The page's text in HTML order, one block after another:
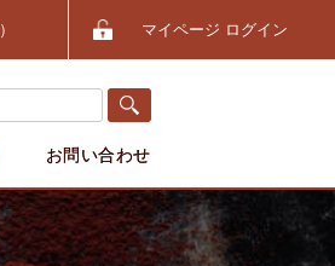
マイページ ログイン
お問い合わせ